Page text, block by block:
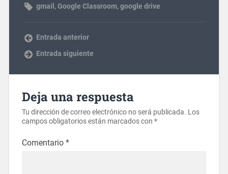
gmail ,Google Classroom,google drive
Entrada anterior
Entrada siguiente
Deja una respuesta
Tu dirección de correo electrónico no será publicada. Los
campos obligatorios están marcados con *
Comentario *